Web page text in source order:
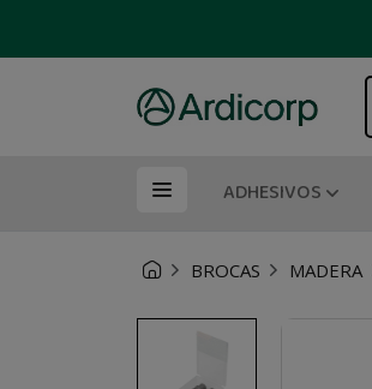
ADHESIVOS
BROCAS MADERA